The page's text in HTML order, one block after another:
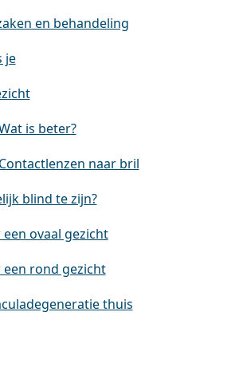
en behandeling
je
is beter?
naar bril
blind te zijn?
ovaal gezicht
rond gezicht
thuis